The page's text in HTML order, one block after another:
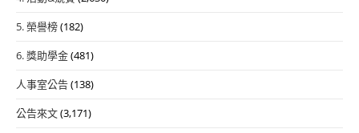
5. 榮譽榜(182)
6. 獎助學金(481)
人事室公告(138)
公告來文(3,171)